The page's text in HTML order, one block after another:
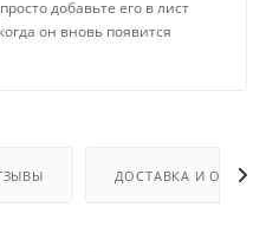
добавьте его в лист
он вновь появится
ДОСТАВКА И